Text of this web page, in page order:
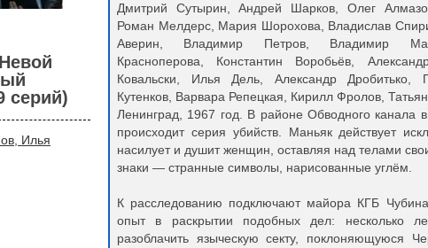
серий)
Илья
Дмитрий Сутырин, Андрей Шарков, Олег
Роман Мелдерс, Мария Шорохова, Владислав
Аверин, Владимир Петров, Владимир
Красноперова, Константин Воробьёв,
Ковальски, Илья Дель, Александр Дробитько,
Кутенков, Варвара Репецкая, Кирилл Фролов,
Ленинград, 1967 год. В районе Обводного канала
происходит серия убийств. Маньяк действует
насилует и душит женщин, оставляя над телами
знаки — странные символы, нарисованные углём.
К расследованию подключают майора КГБ
опыт в раскрытии подобных дел: несколько
разоблачить языческую секту, поклоняющуюся